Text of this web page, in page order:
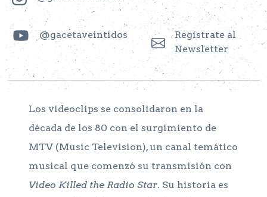
@gacetaveintidos
Regístrate al
Newsletter
Los videoclips se consolidaron en la
década de los 80 con el surgimiento de
MTV (Music Television), un canal temático
musical que comenzó su transmisión con
Video Killed the Radio Star. Su historia es